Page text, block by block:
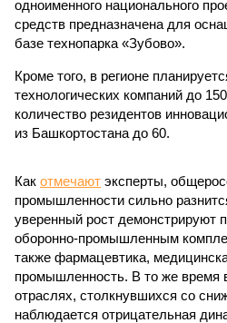
одноименного национального
средств предназначена для
базе технопарка «Зубово».
Кроме того, в регионе
технологических компаний до
количество резидентов
из Башкортостана до 60.
Как отмечают эксперты,
промышленности сильно
уверенный рост демонстрируют
оборонно-промышленным
также фармацевтика,
промышленность. В то же время
отраслях, столкнувшихся со
наблюдается отрицательная